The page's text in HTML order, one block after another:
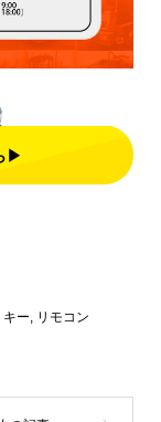
▶
キー, リモコン